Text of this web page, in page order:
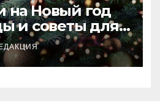
на Новый год
и советы для
праздника